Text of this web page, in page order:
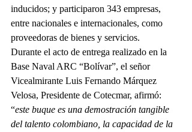
inducidos; y participaron 343 empresas,
entre nacionales e internacionales, como
proveedoras de bienes y servicios.
Durante el acto de entrega realizado en la
Base Naval ARC “Bolívar”, el señor
Vicealmirante Luis Fernando Márquez
Velosa, Presidente de Cotecmar, afirmó:
“este buque es una demostración tangible
del talento colombiano, la capacidad de la